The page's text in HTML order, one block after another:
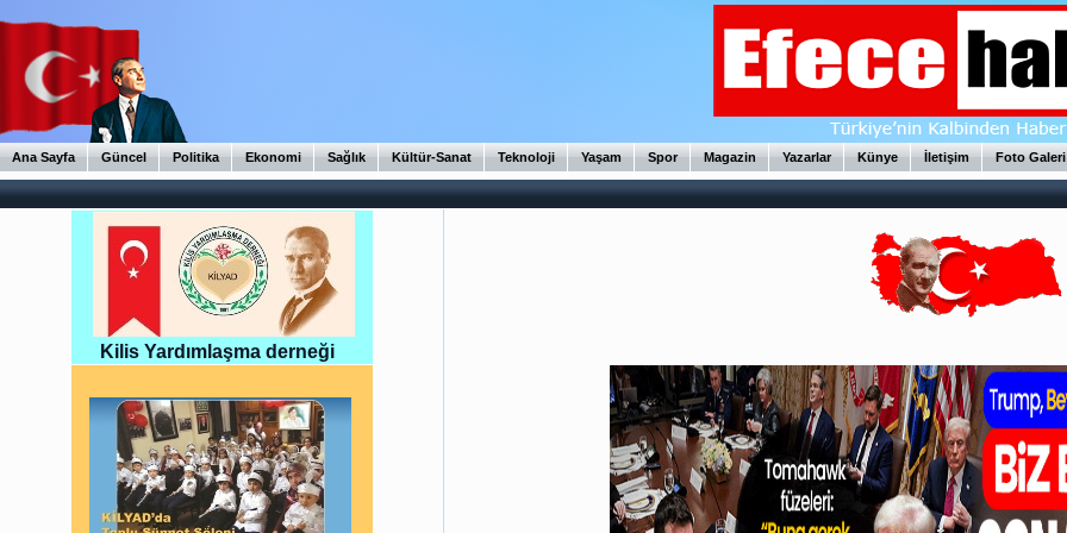
Ana Sayfa Güncel Politika Ekonomi Sağlık Kültür-Sanat Teknoloji Yaşam Spor Magazin Yazarlar Künye İletişim Foto Galeri
Kilis Yardımlaşma derneği